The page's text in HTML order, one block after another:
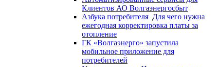
Клиентов АО Волгаэнергосбыт
Азбука потребителя_Для чего нужна
ежегодная корректировка платы за
отопление
ГК «Волгаэнерго» запустила
мобильное приложение для
потребителей